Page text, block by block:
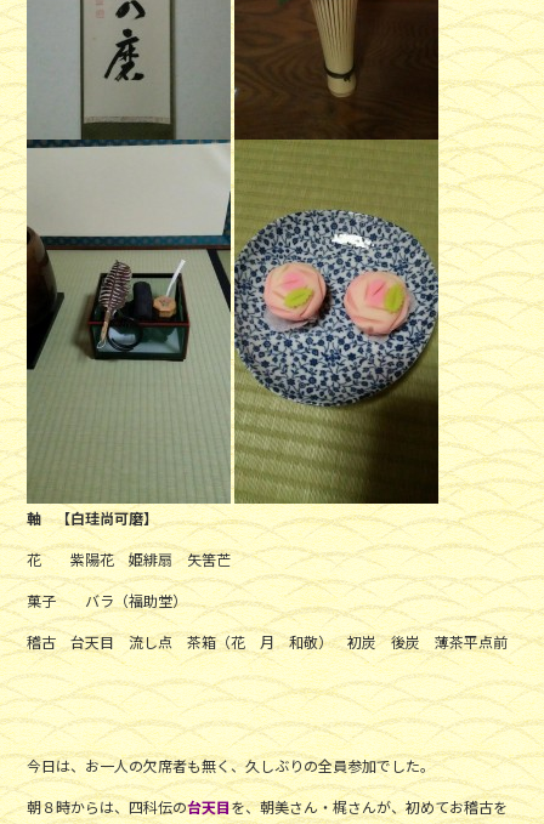
軸 【白珪尚可磨】
花 紫陽花 姫緋扇 矢筈芒
菓子 バラ（福助堂）
稽古 台天目 流し点 茶箱（花 月 和敬） 初炭 後炭 薄茶平点前
今日は、お一人の欠席者も無く、久しぶりの全員参加でした。
朝８時からは、四科伝の台天目を、朝美さん・梶さんが、初めてお稽古を